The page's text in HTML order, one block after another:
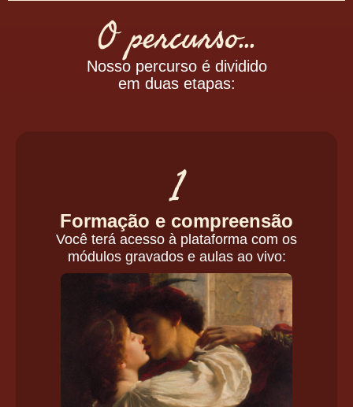
O percurso...
Nosso percurso é dividido
em duas etapas:
1
Formação e compreensão
Você terá acesso à plataforma com os
módulos gravados e aulas ao vivo: